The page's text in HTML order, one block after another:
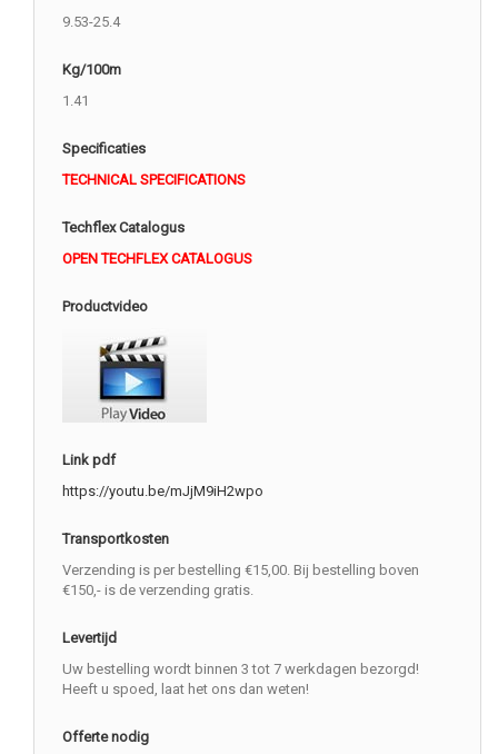
9.53-25.4
Kg/100m
1.41
Specificaties
TECHNICAL SPECIFICATIONS
Techflex Catalogus
OPEN TECHFLEX CATALOGUS
Productvideo
Link pdf
https://youtu.be/mJjM9iH2wpo
Transportkosten
Verzending is per bestelling €15,00. Bij bestelling boven
€150,- is de verzending gratis.
Levertijd
Uw bestelling wordt binnen 3 tot 7 werkdagen bezorgd!
Heeft u spoed, laat het ons dan weten!
Offerte nodig